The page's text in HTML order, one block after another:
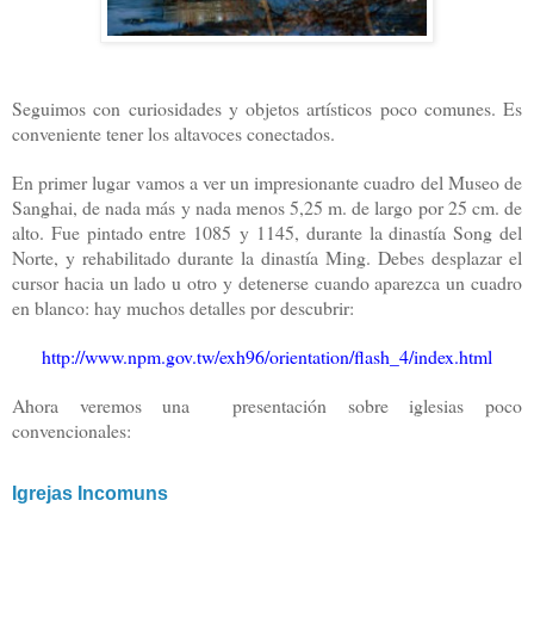
Seguimos con curiosidades y objetos artísticos poco comunes. Es
conveniente tener los altavoces conectados.
En primer lugar vamos a ver un impresionante cuadro del Museo de
Sanghai, de nada más y nada menos 5,25 m. de largo por 25 cm. de
alto. Fue pintado entre 1085 y 1145, durante la dinastía Song del
Norte, y rehabilitado durante la dinastía Ming. Debes desplazar el
cursor hacia un lado u otro y detenerse cuando aparezca un cuadro
en blanco: hay muchos detalles por descubrir:
http://www.npm.gov.tw/exh96/orientation/flash_4/index.html
Ahora veremos una presentación sobre iglesias poco
convencionales:
Igrejas Incomuns